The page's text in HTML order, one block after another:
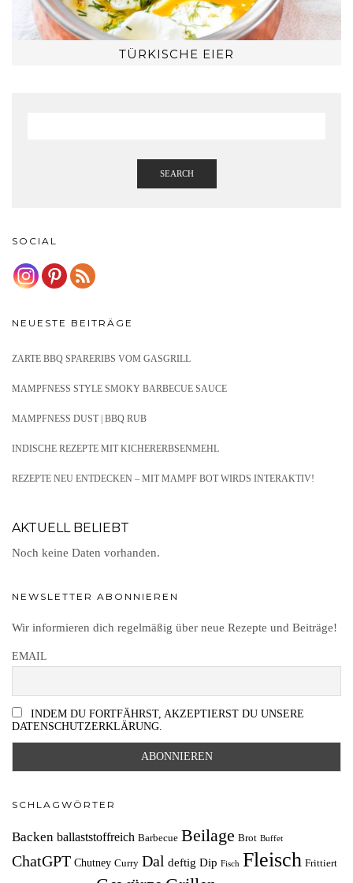
TÜRKISCHE EIER
SEARCH
SOCIAL
NEUESTE BEITRÄGE
ZARTE BBQ SPARERIBS VOM GASGRILL
MAMPFNESS STYLE SMOKY BARBECUE SAUCE
MAMPFNESS DUST | BBQ RUB
INDISCHE REZEPTE MIT KICHERERBSENMEHL
REZEPTE NEU ENTDECKEN – MIT MAMPF BOT WIRDS INTERAKTIV!
AKTUELL BELIEBT
Noch keine Daten vorhanden.
NEWSLETTER ABONNIEREN
Wir informieren dich regelmäßig über neue Rezepte und Beiträge!
EMAIL
INDEM DU FORTFÄHRST, AKZEPTIERST DU UNSERE
DATENSCHUTZERKLÄRUNG.
SCHLAGWÖRTER
Backen ballaststoffreich Barbecue Beilage Brot Buffet
ChatGPT Chutney Curry Dal deftig Dip Fisch Fleisch Frittiert